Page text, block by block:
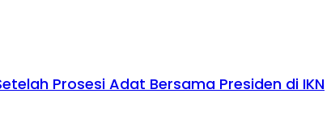
Prosesi Adat Bersama Presiden di IKN